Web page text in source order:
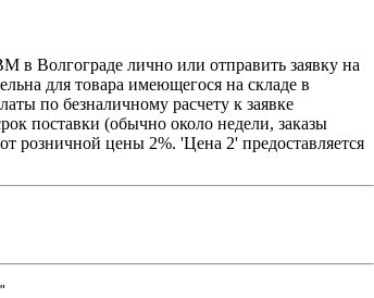
в Волгограде лично или отправить заявку на
для товара имеющегося на складе в
по безналичному расчету к заявке
поставки (обычно около недели, заказы
розничной цены 2%. 'Цена 2' предоставляется